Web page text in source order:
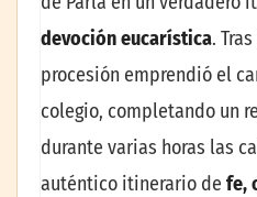
devoción eucarística.
procesión emprendió el
colegio, completando un
durante varias horas las
auténtico itinerario de fe,